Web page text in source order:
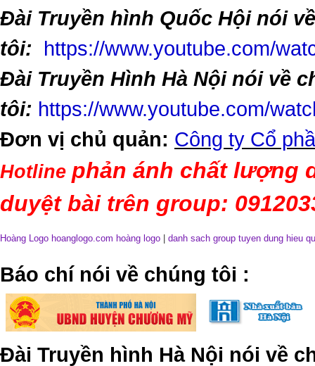
Đài Truyền hình Quốc Hội nói
tôi:
https://www.youtube.com/
Đài Truyền Hình Hà Nội nói về
tôi: https://www.youtube.com/
Đơn vị chủ quản: Công ty Cổ
Hotline phản ánh chất lượng
duyệt bài trên group:
Hoàng Logo hoanglogo.com hoàng logo danh sach group tuyen dung hieu
​Báo chí nói về chúng tôi :
Đài Truyền hình Hà Nội nói về